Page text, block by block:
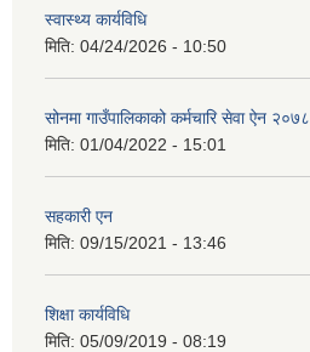
स्वास्थ्य कार्यविधि
मिति: 04/24/2026 - 10:50
सोनमा गाउँपालिकाको कर्मचारि सेवा ऐन २०७८
मिति: 01/04/2022 - 15:01
सहकारी एन
मिति: 09/15/2021 - 13:46
शिक्षा कार्यविधि
मिति: 05/09/2019 - 08:19